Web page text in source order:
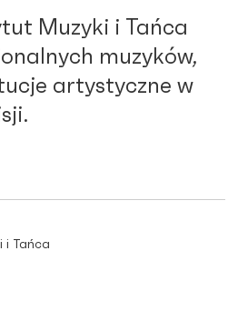
Muzyki i Tańca
muzyków,
artystyczne w
i Tańca